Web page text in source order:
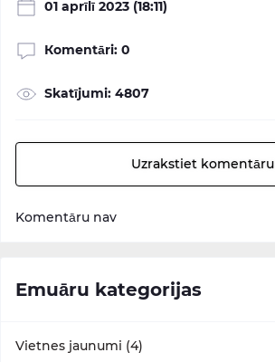
01 aprīlī 2023 (18:11)
Кomentāri: 0
Skatījumi: 4807
Uzrakstiet komentāru
Komentāru nav
Emuāru kategorijas
Vietnes jaunumi (4)